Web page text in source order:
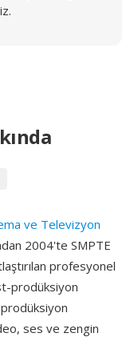
ve Televizyon
2004'te SMPTE
profesyonel
prodüksiyon
ses ve zengin